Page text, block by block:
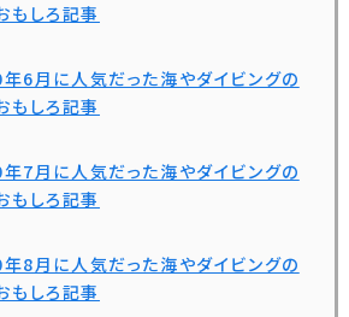
もしろ記事
年6月に人気だった海やダイビングの
もしろ記事
年7月に人気だった海やダイビングの
もしろ記事
年8月に人気だった海やダイビングの
もしろ記事